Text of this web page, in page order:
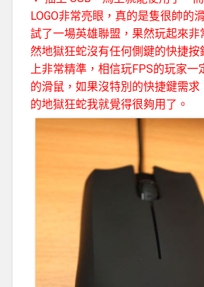
LOGO非常亮眼，真的是隻很帥的
試了一場英雄聯盟，果然玩起來非
然地獄狂蛇沒有任何側鍵的快捷按
上非常精準，相信玩FPS的玩家一
的滑鼠，如果沒特別的快捷鍵需求
的地獄狂蛇我就覺得很夠用了。